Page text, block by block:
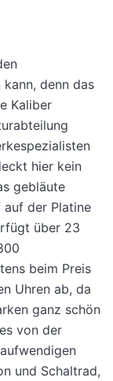
denn das
Kaliber
hier kein
gebläute
der Platine
über 23
beim Preis
Uhren ab, da
ganz schön
von der
und Schaltrad,